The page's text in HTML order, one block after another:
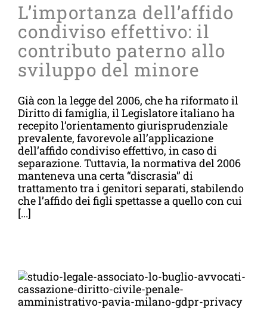
L’importanza dell’affido
condiviso effettivo: il
contributo paterno allo
sviluppo del minore
Già con la legge del 2006, che ha riformato il
Diritto di famiglia, il Legislatore italiano ha
recepito l’orientamento giurisprudenziale
prevalente, favorevole all’applicazione
dell’affido condiviso effettivo, in caso di
separazione. Tuttavia, la normativa del 2006
manteneva una certa “discrasia” di
trattamento tra i genitori separati, stabilendo
che l’affido dei figli spettasse a quello con cui
[...]